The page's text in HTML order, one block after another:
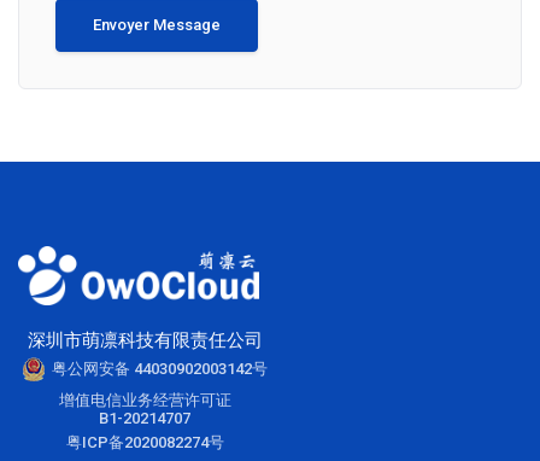
Envoyer Message
深圳市萌凛科技有限责任公司
粤公网安备 44030902003142号
增值电信业务经营许可证
B1-20214707
粤ICP备2020082274号